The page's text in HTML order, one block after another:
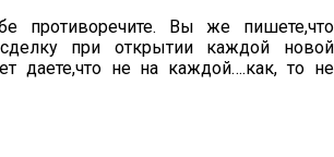
противоречите. Вы же пишете,что
при открытии каждой новой
даете,что не на каждой….как, то не